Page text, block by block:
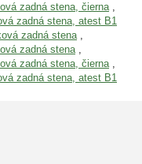
zadná stena, čierna ,
zadná stena, atest B1
zadná stena ,
zadná stena ,
zadná stena, čierna ,
zadná stena, atest B1